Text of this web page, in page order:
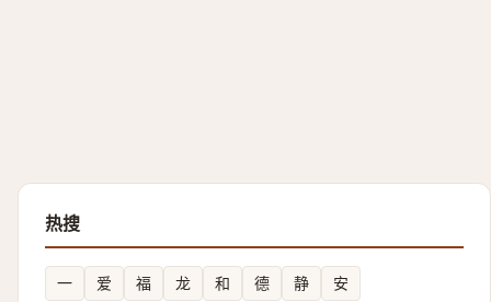
热搜
一 爱 福 龙 和 德 静 安